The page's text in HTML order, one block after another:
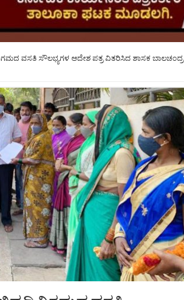
ವಸತಿ ಸೌಲಭ್ಯಗಳ ಆದೇಶ ಪತ್ರ ವಿತರಿಸಿದ ಶಾಸಕ ಬಾಲಚಂದ್ರ